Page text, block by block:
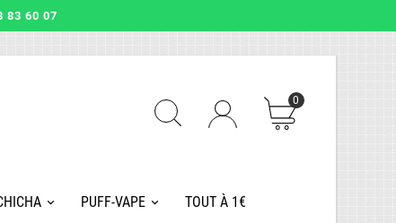
60 07
0
PUFF-VAPE TOUT À 1€